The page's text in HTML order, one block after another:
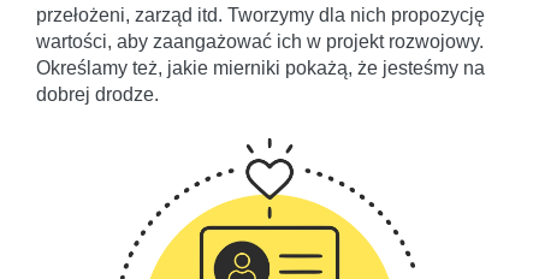
przełożeni, zarząd itd. Tworzymy dla nich propozycję
wartości, aby zaangażować ich w projekt rozwojowy.
Określamy też, jakie mierniki pokażą, że jesteśmy na
dobrej drodze.